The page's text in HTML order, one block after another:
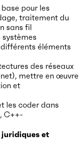
pour les
traitement du
sans fil
systèmes
éléments
des réseaux
mettre en œuvre
et
les coder dans
C++-
juridiques et